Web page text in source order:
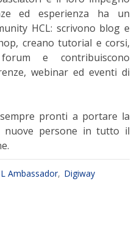
ed esperienza ha un
HCL: scrivono blog e
creano tutorial e corsi,
e contribuiscono
webinar ed eventi di
pronti a portare la
nuove persone in tutto il
Ambassador Digiway